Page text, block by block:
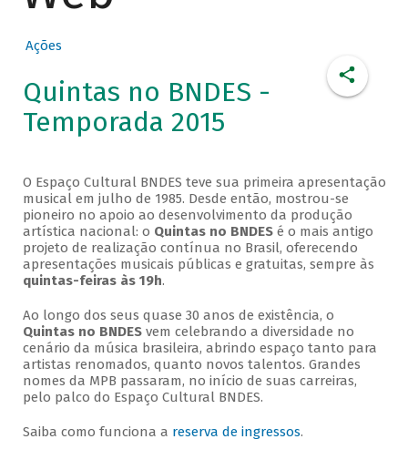
Ações
Quintas no BNDES -
Temporada 2015
O Espaço Cultural BNDES teve sua primeira apresentação
musical em julho de 1985. Desde então, mostrou-se
pioneiro no apoio ao desenvolvimento da produção
artística nacional: o Quintas no BNDESé o mais antigo
projeto de realização contínua no Brasil, oferecendo
apresentações musicais públicas e gratuitas, sempre às
quintas-feiras às 19h.
Ao longo dos seus quase 30 anos de existência, o
Quintas no BNDESvem celebrando a diversidade no
cenário da música brasileira, abrindo espaço tanto para
artistas renomados, quanto novos talentos. Grandes
nomes da MPB passaram, no início de suas carreiras,
pelo palco do Espaço Cultural BNDES.
Saiba como funciona a reserva de ingressos.